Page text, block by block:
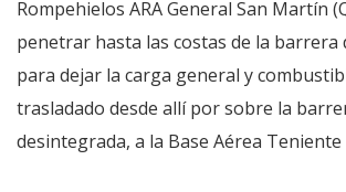
Rompehielos ARA General San Martín
penetrar hasta las costas de la barrera
para dejar la carga general y
trasladado desde allí por sobre la
desintegrada, a la Base Aérea